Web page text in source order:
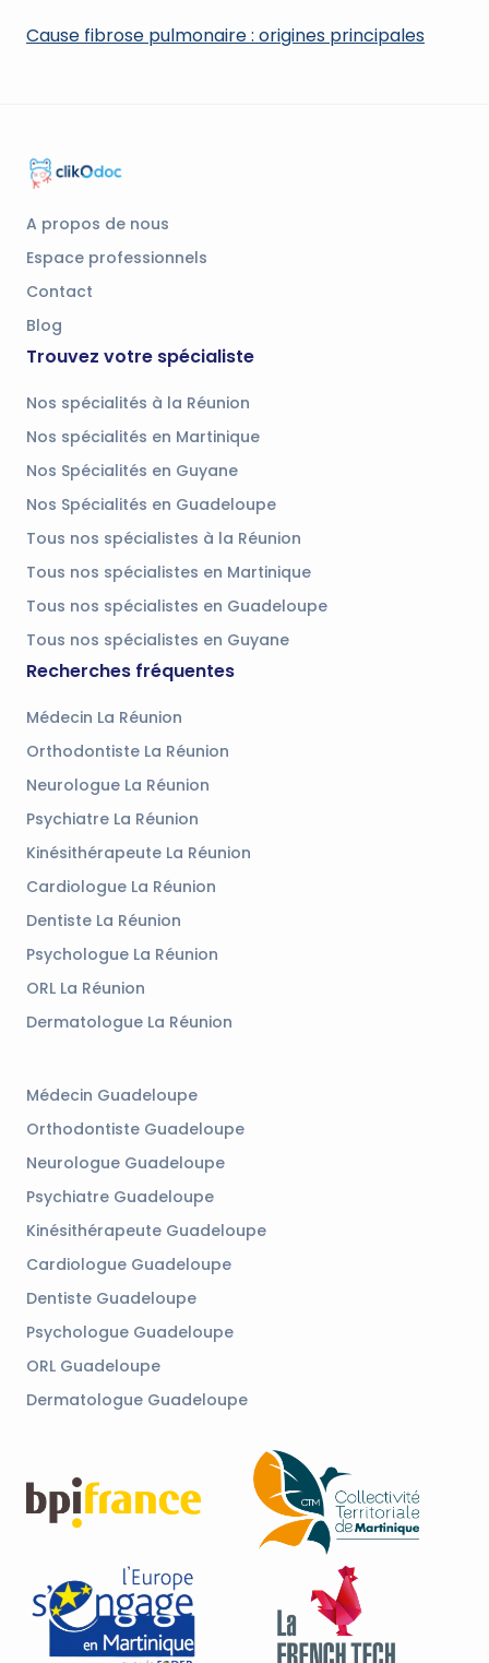
Cause fibrose pulmonaire : origines principales
A propos de nous
Espace professionnels
Contact
Blog
Trouvez votre spécialiste
Nos spécialités à la Réunion
Nos spécialités en Martinique
Nos Spécialités en Guyane
Nos Spécialités en Guadeloupe
Tous nos spécialistes à la Réunion
Tous nos spécialistes en Martinique
Tous nos spécialistes en Guadeloupe
Tous nos spécialistes en Guyane
Recherches fréquentes
Médecin La Réunion
Orthodontiste La Réunion
Neurologue La Réunion
Psychiatre La Réunion
Kinésithérapeute La Réunion
Cardiologue La Réunion
Dentiste La Réunion
Psychologue La Réunion
ORL La Réunion
Dermatologue La Réunion
Médecin Guadeloupe
Orthodontiste Guadeloupe
Neurologue Guadeloupe
Psychiatre Guadeloupe
Kinésithérapeute Guadeloupe
Cardiologue Guadeloupe
Dentiste Guadeloupe
Psychologue Guadeloupe
ORL Guadeloupe
Dermatologue Guadeloupe